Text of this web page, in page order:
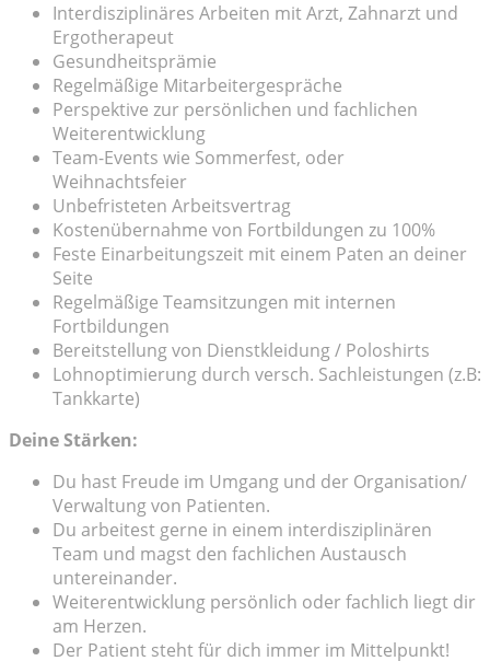
Interdisziplinäres Arbeiten mit Arzt, Zahnarzt und
Ergotherapeut
Gesundheitsprämie
Regelmäßige Mitarbeitergespräche
Perspektive zur persönlichen und fachlichen
Weiterentwicklung
Team-Events wie Sommerfest, oder
Weihnachtsfeier
Unbefristeten Arbeitsvertrag
Kostenübernahme von Fortbildungen zu 100%
Feste Einarbeitungszeit mit einem Paten an deiner
Seite
Regelmäßige Teamsitzungen mit internen
Fortbildungen
Bereitstellung von Dienstkleidung / Poloshirts
Lohnoptimierung durch versch. Sachleistungen (z.B:
Tankkarte)
Deine Stärken:
Du hast Freude im Umgang und der Organisation/
Verwaltung von Patienten.
Du arbeitest gerne in einem interdisziplinären
Team und magst den fachlichen Austausch
untereinander.
Weiterentwicklung persönlich oder fachlich liegt dir
am Herzen.
Der Patient steht für dich immer im Mittelpunkt!